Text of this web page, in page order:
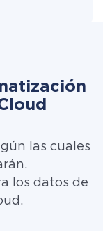
las cuales
los datos de